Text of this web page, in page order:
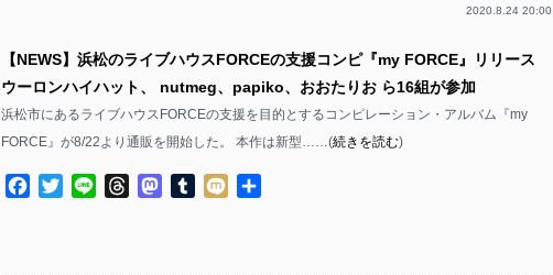
2020.8.24 20:00
【NEWS】浜松のライブハウスFORCEの支援コンピ『my FORCE』リリース
ウーロンハイハット、 nutmeg、papiko、おおたりお ら16組が参加
浜松市にあるライブハウスFORCEの支援を目的とするコンピレーション・アルバム『my
FORCE』が8/22より通販を開始した。 本作は新型……(続きを読む)
Facebook
TwitterLine ThreadsMastodon
TumblrMixi